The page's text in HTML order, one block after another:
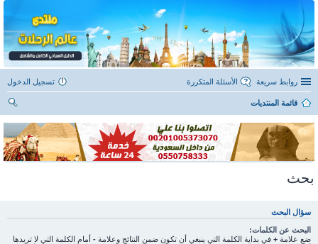
روابط سريعة الأسئلة المتكررة تسجيل الدخول
قائمة المنتديات
ث
بحث
سؤال البحث
البحث عن الكلمات:
ضع علامة + في بداية الكلمة التي ينبغي أن تكون ضمن النتائج وعلامة - أمام الكلمة التي لا تريدها